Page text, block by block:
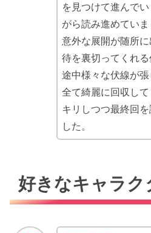
を見つけて進んで
がら読み進めていま
意外な展開が随所
待を裏切ってくれる
途中様々な伏線が
全て綺麗に回収し
キリしつつ最終回
した。
好きなキャラク